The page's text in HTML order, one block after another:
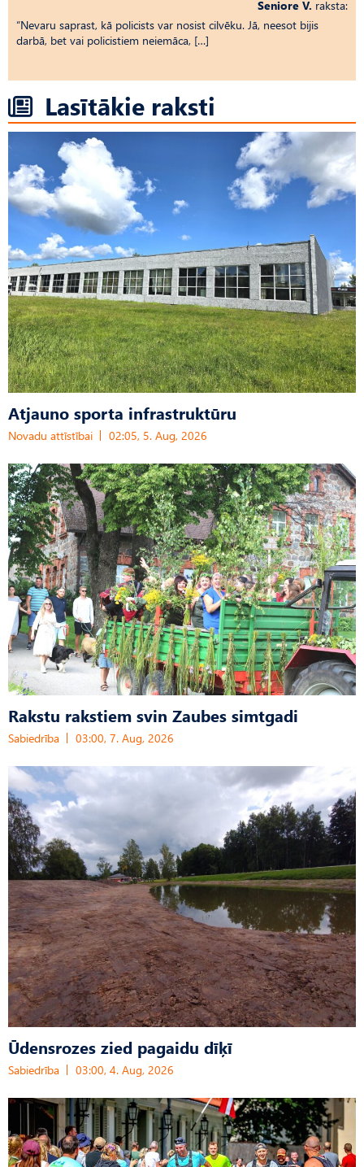
Seniore V. raksta:
“Nevaru saprast, kā policists var nosist cilvēku. Jā, neesot bijis
darbā, bet vai policistiem neiemāca, […]
Lasītākie raksti
Atjauno sporta infrastruktūru
Novadu attīstībai 02:05, 5. Aug, 2026
Rakstu rakstiem svin Zaubes simtgadi
Sabiedrība 03:00, 7. Aug, 2026
Ūdensrozes zied pagaidu dīķī
Sabiedrība 03:00, 4. Aug, 2026